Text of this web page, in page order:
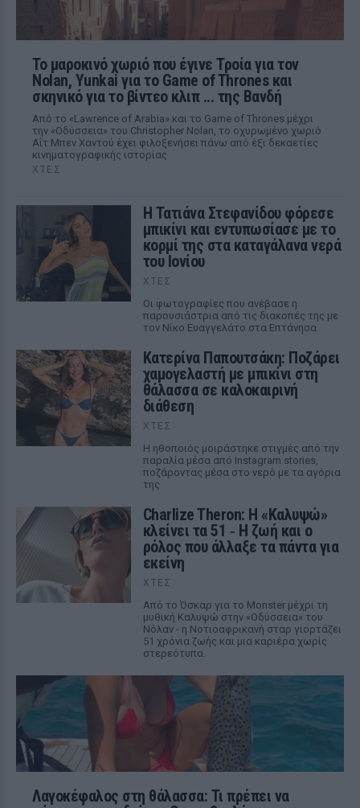
Το μαροκινό χωριό που έγινε Τροία για τον
Nolan, Yunkai για το Game of Thrones και
σκηνικό για το βίντεο κλιπ ... της Βανδή
Από το «Lawrence of Arabia» και το Game of Thrones μέχρι
την «Οδύσσεια» του Christopher Nolan, το οχυρωμένο χωριό
Αΐτ Μπεν Χαντού έχει φιλοξενήσει πάνω από έξι δεκαετίες
κινηματογραφικής ιστορίας
ΧΤΕΣ
Η Τατιάνα Στεφανίδου φόρεσε
μπικίνι και εντυπωσίασε με το
κορμί της στα καταγάλανα νερά
του Ιονίου
ΧΤΕΣ
Οι φωτογραφίες που ανέβασε η
παρουσιάστρια από τις διακοπές της με
τον Νίκο Ευαγγελάτο στα Επτάνησα
Κατερίνα Παπουτσάκη: Ποζάρει
χαμογελαστή με μπικίνι στη
θάλασσα σε καλοκαιρινή
διάθεση
ΧΤΕΣ
Η ηθοποιός μοιράστηκε στιγμές από την
παραλία μέσα από Instagram stories,
ποζάροντας μέσα στο νερό με τα αγόρια
της
Charlize Theron: Η «Καλυψώ»
κλείνει τα 51 ‑ H ζωή και ο
ρόλος που άλλαξε τα πάντα για
εκείνη
ΧΤΕΣ
Από το Όσκαρ για το Monster μέχρι τη
μυθική Καλυψώ στην «Οδύσσεια» του
Νόλαν - η Νοτιοαφρικανή σταρ γιορτάζει
51 χρόνια ζωής και μια καριέρα χωρίς
στερεότυπα.
Λαγοκέφαλος στη θάλασσα: Τι πρέπει να